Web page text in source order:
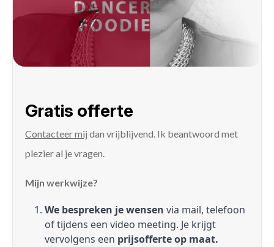
Gratis offerte
Contacteer mij dan vrijblijvend. Ik beantwoord met
plezier al je vragen.
Mijn werkwijze?
We bespreken je wensen via mail, telefoon
of tijdens een video meeting. Je krijgt
vervolgens een prijsofferte op maat.